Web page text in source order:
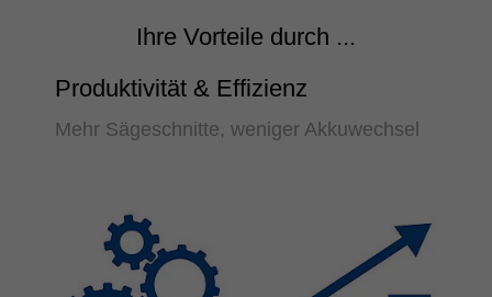
Ihre Vorteile durch ...
Produktivität & Effizienz
Mehr Sägeschnitte, weniger Akkuwechsel